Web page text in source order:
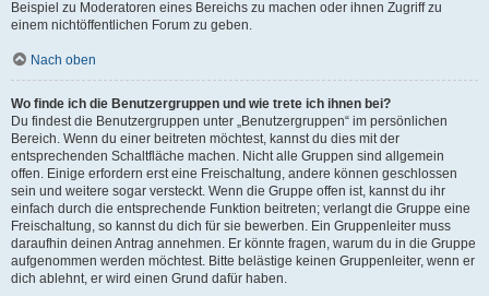
Beispiel zu Moderatoren eines Bereichs zu machen oder ihnen Zugriff zu
einem nichtöffentlichen Forum zu geben.
Nach oben
Wo finde ich die Benutzergruppen und wie trete ich ihnen bei?
Du findest die Benutzergruppen unter „Benutzergruppen“ im persönlichen
Bereich. Wenn du einer beitreten möchtest, kannst du dies mit der
entsprechenden Schaltfläche machen. Nicht alle Gruppen sind allgemein
offen. Einige erfordern erst eine Freischaltung, andere können geschlossen
sein und weitere sogar versteckt. Wenn die Gruppe offen ist, kannst du ihr
einfach durch die entsprechende Funktion beitreten; verlangt die Gruppe eine
Freischaltung, so kannst du dich für sie bewerben. Ein Gruppenleiter muss
daraufhin deinen Antrag annehmen. Er könnte fragen, warum du in die Gruppe
aufgenommen werden möchtest. Bitte belästige keinen Gruppenleiter, wenn er
dich ablehnt, er wird einen Grund dafür haben.